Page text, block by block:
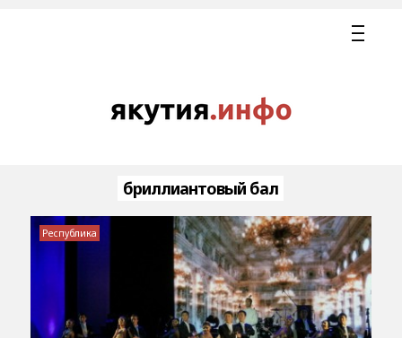
бриллиантовый бал
Республика